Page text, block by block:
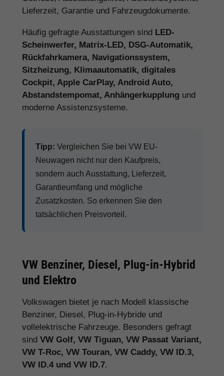
Lieferzeit, Garantie und Fahrzeugdokumente.
Häufig gefragte Ausstattungen sind LED-
Scheinwerfer, Matrix-LED, DSG-Automatik,
Rückfahrkamera, Navigationssystem,
Sitzheizung, Klimaautomatik, digitales
Cockpit, Apple CarPlay, Android Auto,
Abstandstempomat, Anhängerkupplung und
moderne Assistenzsysteme.
Tipp: Vergleichen Sie bei VW EU-
Neuwagen nicht nur den Kaufpreis,
sondern auch Ausstattung, Lieferzeit,
Garantieumfang und mögliche
Zusatzkosten. So erkennen Sie den
tatsächlichen Preisvorteil.
VW Benziner, Diesel, Plug-in-Hybrid
und Elektro
Volkswagen bietet je nach Modell klassische
Benziner, Diesel, Plug-in-Hybride und
vollelektrische Fahrzeuge. Besonders gefragt
sind VW Golf, VW Tiguan, VW Passat Variant,
VW T-Roc, VW Touran, VW Caddy, VW ID.3,
VW ID.4 und VW ID.7.